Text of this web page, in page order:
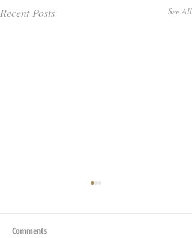
Recent Posts See All
Comments